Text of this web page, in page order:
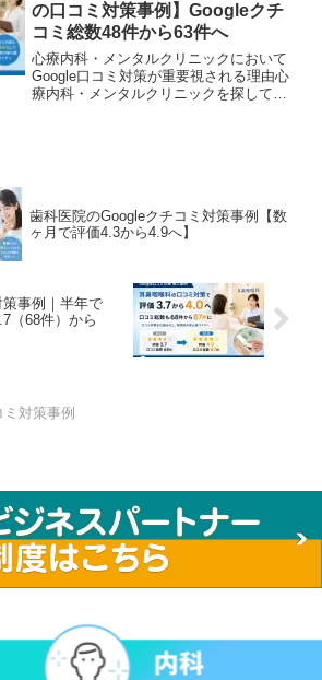
の口コミ対策事例】Googleクチ
コミ総数48件から63件へ
心療内科・メンタルクリニックにおいて
Google口コミ対策が重要視される理由心
療内科・メンタルクリニックを探してい
歯科医院のGoogleクチコミ対策事例【数
ヶ月で評価4.3から4.9へ】
事例｜半年で
（68件）から
ミ対策事例